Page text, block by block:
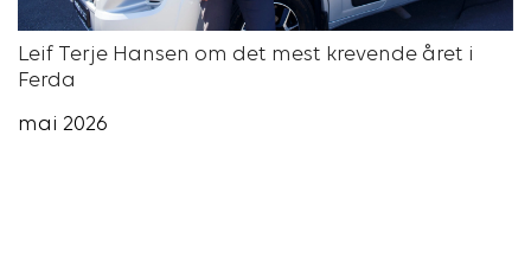
Leif Terje Hansen om det mest krevende året i
Ferda
mai 2026